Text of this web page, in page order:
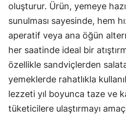
oluşturur. Ürün, yemeye
sunulması sayesinde, hem
aperatif veya ana öğün
her saatinde ideal bir
özellikle sandviçlerden
yemeklerde rahatlıkla
lezzeti yıl boyunca taze ve
tüketicilere ulaştırmayı